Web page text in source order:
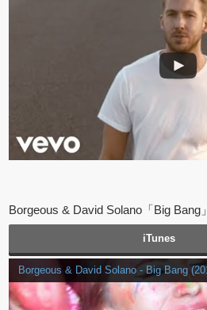
Borgeous & David Solano「Big Bang」
iTunes